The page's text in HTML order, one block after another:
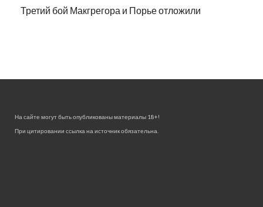
Третий бой Макгрегора и Порье отложили
На сайте могут быть опубликованы материалы 18+!
При цитировании ссылка на источник обязательна.